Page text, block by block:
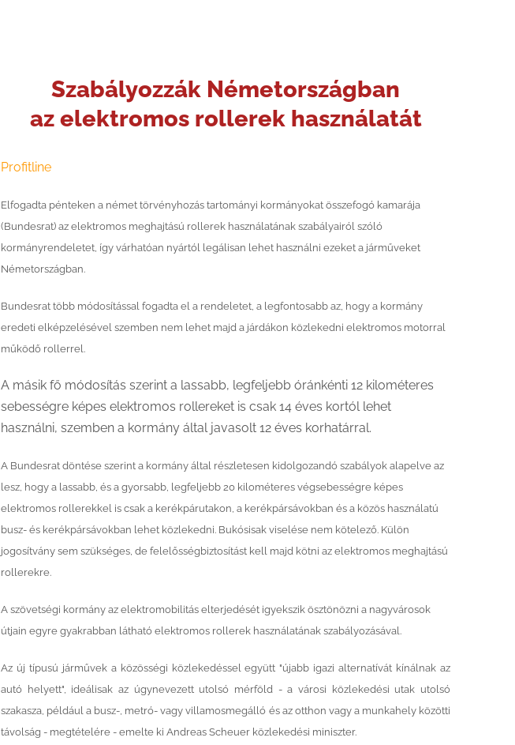
Szabályozzák Németországban
az elektromos rollerek használatát
Profitline
Elfogadta pénteken a német törvényhozás tartományi kormányokat összefogó kamarája
(Bundesrat) az elektromos meghajtású rollerek használatának szabályairól szóló
kormányrendeletet, így várhatóan nyártól legálisan lehet használni ezeket a járműveket
Németországban.
Bundesrat több módosítással fogadta el a rendeletet, a legfontosabb az, hogy a kormány
eredeti elképzelésével szemben nem lehet majd a járdákon közlekedni elektromos motorral
működő rollerrel.
A másik fő módosítás szerint a lassabb, legfeljebb óránkénti 12 kilométeres
sebességre képes elektromos rollereket is csak 14 éves kortól lehet
használni, szemben a kormány által javasolt 12 éves korhatárral.
A Bundesrat döntése szerint a kormány által részletesen kidolgozandó szabályok alapelve az
lesz, hogy a lassabb, és a gyorsabb, legfeljebb 20 kilométeres végsebességre képes
elektromos rollerekkel is csak a kerékpárutakon, a kerékpársávokban és a közös használatú
busz- és kerékpársávokban lehet közlekedni. Bukósisak viselése nem kötelező. Külön
jogosítvány sem szükséges, de felelősségbiztosítást kell majd kötni az elektromos meghajtású
rollerekre.
A szövetségi kormány az elektromobilitás elterjedését igyekszik ösztönözni a nagyvárosok
útjain egyre gyakrabban látható elektromos rollerek használatának szabályozásával.
Az új típusú járművek a közösségi közlekedéssel együtt "újabb igazi alternatívát kínálnak az
autó helyett", ideálisak az úgynevezett utolsó mérföld - a városi közlekedési utak utolsó
szakasza, például a busz-, metró- vagy villamosmegálló és az otthon vagy a munkahely közötti
távolság - megtételére - emelte ki Andreas Scheuer közlekedési miniszter.